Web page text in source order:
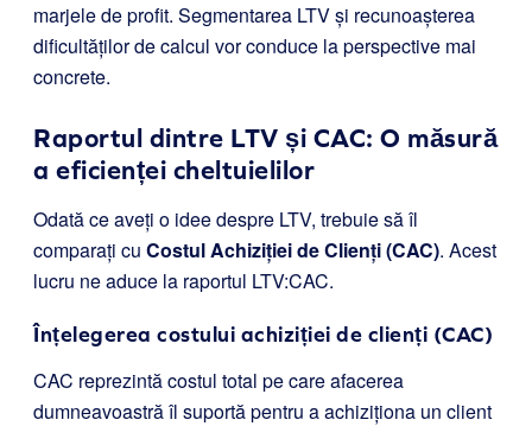
marjele de profit. Segmentarea LTV și recunoașterea
dificultăților de calcul vor conduce la perspective mai
concrete.
Raportul dintre LTV și CAC: O măsură
a eficienței cheltuielilor
Odată ce aveți o idee despre LTV, trebuie să îl
comparați cu Costul Achiziției de Clienți (CAC). Acest
lucru ne aduce la raportul LTV:CAC.
Înțelegerea costului achiziției de clienți (CAC)
CAC reprezintă costul total pe care afacerea
dumneavoastră îl suportă pentru a achiziționa un client